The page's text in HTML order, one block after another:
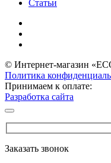
Статьи
© Интернет-магазин
Политика
Принимаем к оплате:
Разработка сайта
Заказать звонок